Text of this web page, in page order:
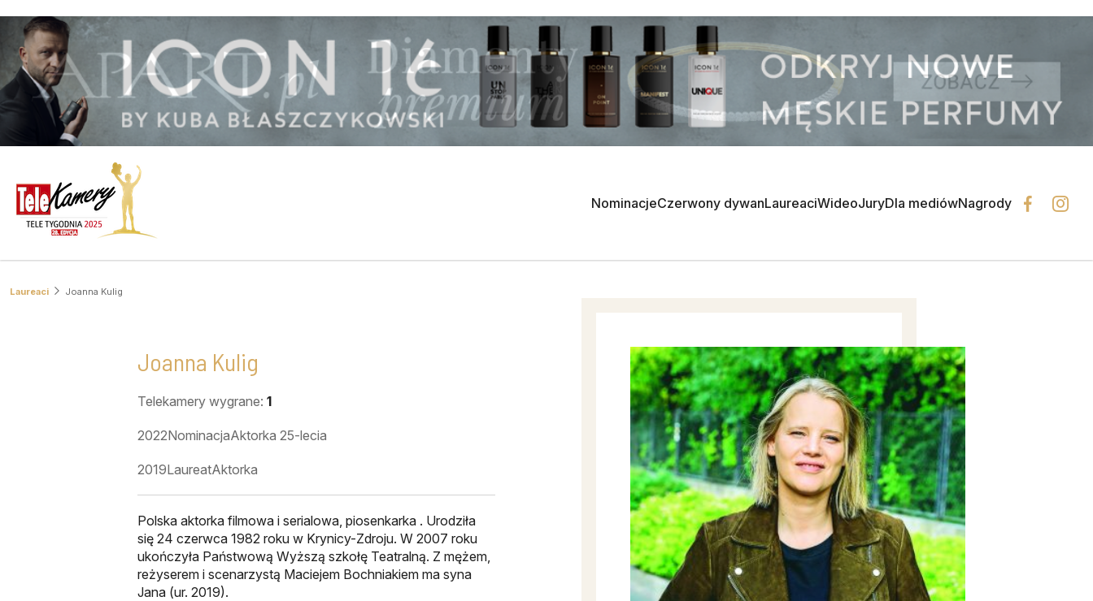
NominacjeCzerwony dywanLaureaciWideoJuryDla mediówNagrody
Laureaci Joanna Kulig
Joanna Kulig
Telekamery wygrane:1
2022NominacjaAktorka 25-lecia
2019LaureatAktorka
Polska aktorka filmowa i serialowa, piosenkarka . Urodziła
się 24 czerwca 1982 roku w Krynicy-Zdroju. W 2007 roku
ukończyła Państwową Wyższą szkołę Teatralną. Z mężem,
reżyserem i scenarzystą Maciejem Bochniakiem ma syna
Jana (ur. 2019).